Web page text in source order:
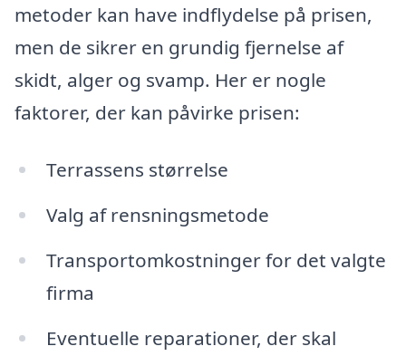
metoder kan have indflydelse på prisen,
men de sikrer en grundig fjernelse af
skidt, alger og svamp. Her er nogle
faktorer, der kan påvirke prisen:
Terrassens størrelse
Valg af rensningsmetode
Transportomkostninger for det valgte
firma
Eventuelle reparationer, der skal